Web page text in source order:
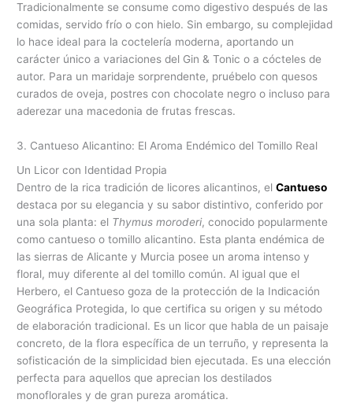
Tradicionalmente se consume como digestivo después de las
comidas, servido frío o con hielo. Sin embargo, su complejidad
lo hace ideal para la coctelería moderna, aportando un
carácter único a variaciones del Gin & Tonic o a cócteles de
autor. Para un maridaje sorprendente, pruébelo con quesos
curados de oveja, postres con chocolate negro o incluso para
aderezar una macedonia de frutas frescas.
3. Cantueso Alicantino: El Aroma Endémico del Tomillo Real
Un Licor con Identidad Propia
Dentro de la rica tradición de licores alicantinos, elCantueso
destaca por su elegancia y su sabor distintivo, conferido por
una sola planta: el Thymus moroderi, conocido popularmente
como cantueso o tomillo alicantino. Esta planta endémica de
las sierras de Alicante y Murcia posee un aroma intenso y
floral, muy diferente al del tomillo común. Al igual que el
Herbero, el Cantueso goza de la protección de la Indicación
Geográfica Protegida, lo que certifica su origen y su método
de elaboración tradicional. Es un licor que habla de un paisaje
concreto, de la flora específica de un terruño, y representa la
sofisticación de la simplicidad bien ejecutada. Es una elección
perfecta para aquellos que aprecian los destilados
monoflorales y de gran pureza aromática.